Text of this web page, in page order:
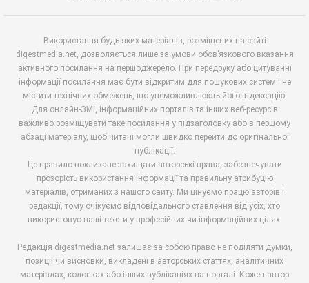
Використання будь-яких матеріалів, розміщених на сайті
digestmedia.net, дозволяється лише за умови обов’язкового вказання
активного посилання на першоджерело. При передруку або цитуванні
інформації посилання має бути відкритим для пошукових систем і не
містити технічних обмежень, що унеможливлюють його індексацію.
Для онлайн-ЗМІ, інформаційних порталів та інших веб-ресурсів
важливо розміщувати таке посилання у підзаголовку або в першому
абзаці матеріалу, щоб читачі могли швидко перейти до оригінальної
публікації.
Це правило покликане захищати авторські права, забезпечувати
прозорість використання інформації та правильну атрибуцію
матеріалів, отриманих з нашого сайту. Ми цінуємо працю авторів і
редакції, тому очікуємо відповідального ставлення від усіх, хто
використовує наші тексти у професійних чи інформаційних цілях.
Редакція digestmedia.net залишає за собою право не поділяти думки,
позиції чи висновки, викладені в авторських статтях, аналітичних
матеріалах, колонках або інших публікаціях на порталі. Кожен автор